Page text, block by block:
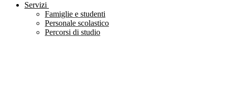
Servizi
Famiglie e studenti
Personale scolastico
Percorsi di studio